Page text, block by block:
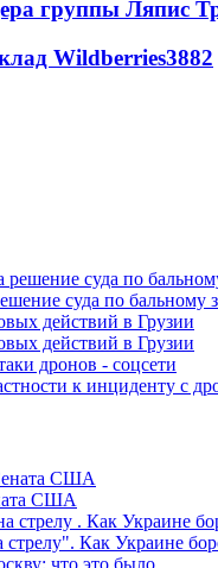
группы Ляпис
Wildberries3882
суда по бальному
действий в Грузии
действий в Грузии
дронов - соцсети
к инциденту с
США
Как Украине